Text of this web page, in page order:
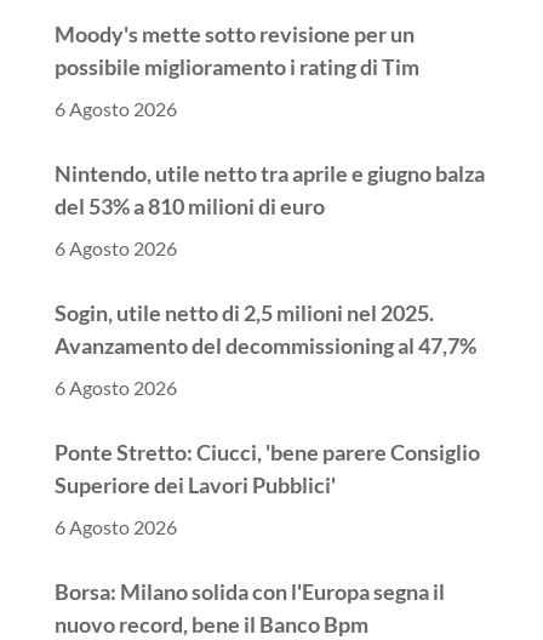
Moody's mette sotto revisione per un
possibile miglioramento i rating di Tim
6 Agosto 2026
Nintendo, utile netto tra aprile e giugno balza
del 53% a 810 milioni di euro
6 Agosto 2026
Sogin, utile netto di 2,5 milioni nel 2025.
Avanzamento del decommissioning al 47,7%
6 Agosto 2026
Ponte Stretto: Ciucci, 'bene parere Consiglio
Superiore dei Lavori Pubblici'
6 Agosto 2026
Borsa: Milano solida con l'Europa segna il
nuovo record, bene il Banco Bpm